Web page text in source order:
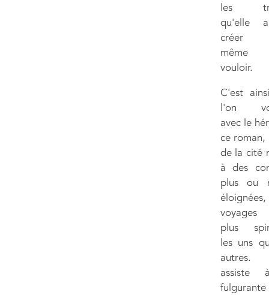
les
qu'elle
créer
vouloir.
C'est
l'on
avec le
ce
de la cité
à des
plus ou
voyages
plus
les uns
assiste
fulgurante